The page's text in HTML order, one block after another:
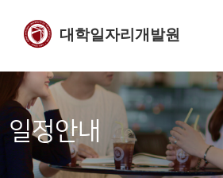
대학일자리개발원
일정안내